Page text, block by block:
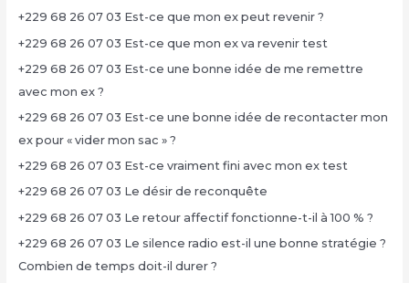
+229 68 26 07 03 Est-ce que mon ex peut revenir ?
+229 68 26 07 03 Est-ce que mon ex va revenir test
+229 68 26 07 03 Est-ce une bonne idée de me remettre
avec mon ex ?
+229 68 26 07 03 Est-ce une bonne idée de recontacter mon
ex pour « vider mon sac » ?
+229 68 26 07 03 Est-ce vraiment fini avec mon ex test
+229 68 26 07 03 Le désir de reconquête
+229 68 26 07 03 Le retour affectif fonctionne-t-il à 100 % ?
+229 68 26 07 03 Le silence radio est-il une bonne stratégie ?
Combien de temps doit-il durer ?